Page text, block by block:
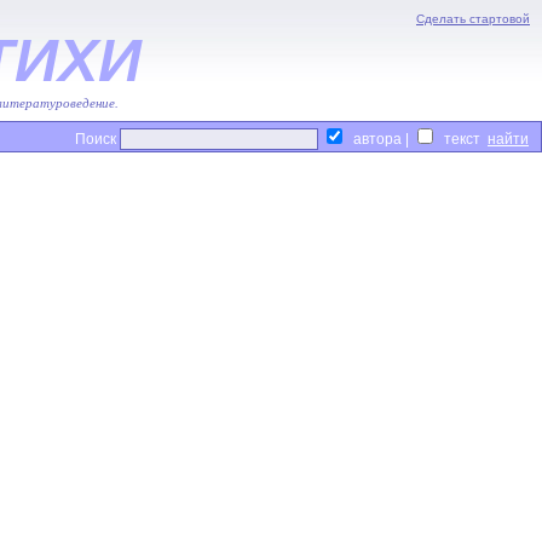
Сделать стартовой
Поиск автора | текст